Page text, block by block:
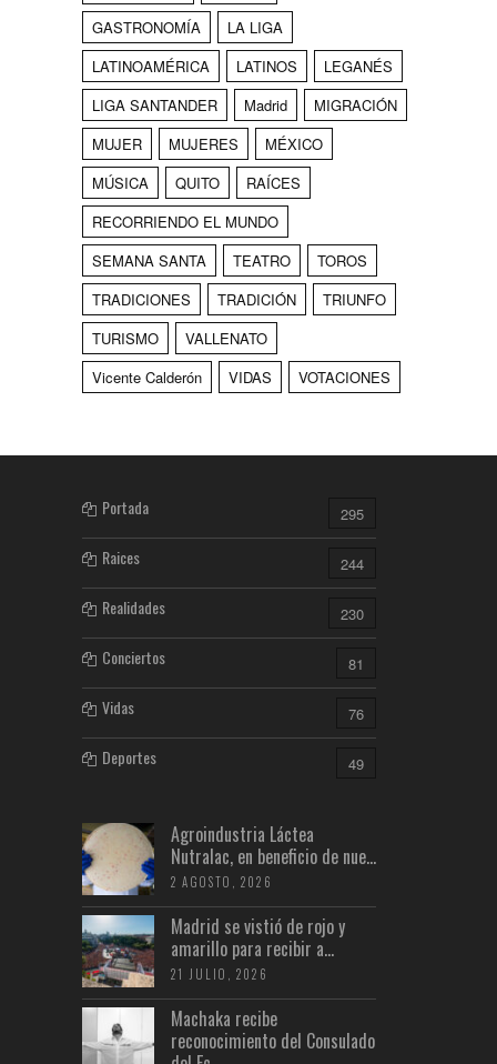
GASTRONOMÍA
LA LIGA
LATINOAMÉRICA
LATINOS
LEGANÉS
LIGA SANTANDER
Madrid
MIGRACIÓN
MUJER
MUJERES
MÉXICO
MÚSICA
QUITO
RAÍCES
RECORRIENDO EL MUNDO
SEMANA SANTA
TEATRO
TOROS
TRADICIONES
TRADICIÓN
TRIUNFO
TURISMO
VALLENATO
Vicente Calderón
VIDAS VOTACIONES
Portada 295
Raices 244
Realidades 230
Conciertos 81
Vidas 76
Deportes 49
Agroindustria Láctea
Nutralac, en beneficio de nue...
2 AGOSTO, 2026
Madrid se vistió de rojo y
amarillo para recibir a...
21 JULIO, 2026
Machaka recibe
reconocimiento del Consulado